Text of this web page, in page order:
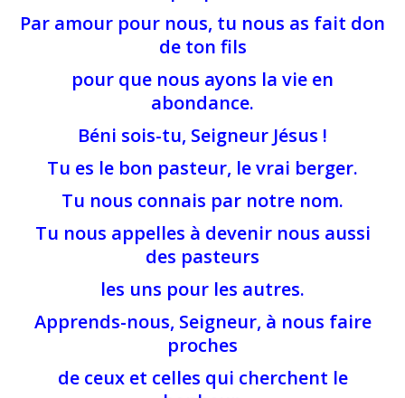
Par amour pour nous, tu nous as fait don
de ton fils
pour que nous ayons la vie en
abondance.
Béni sois-tu, Seigneur Jésus !
Tu es le bon pasteur, le vrai berger.
Tu nous connais par notre nom.
Tu nous appelles à devenir nous aussi
des pasteurs
les uns pour les autres.
Apprends-nous, Seigneur, à nous faire
proches
de ceux et celles qui cherchent le